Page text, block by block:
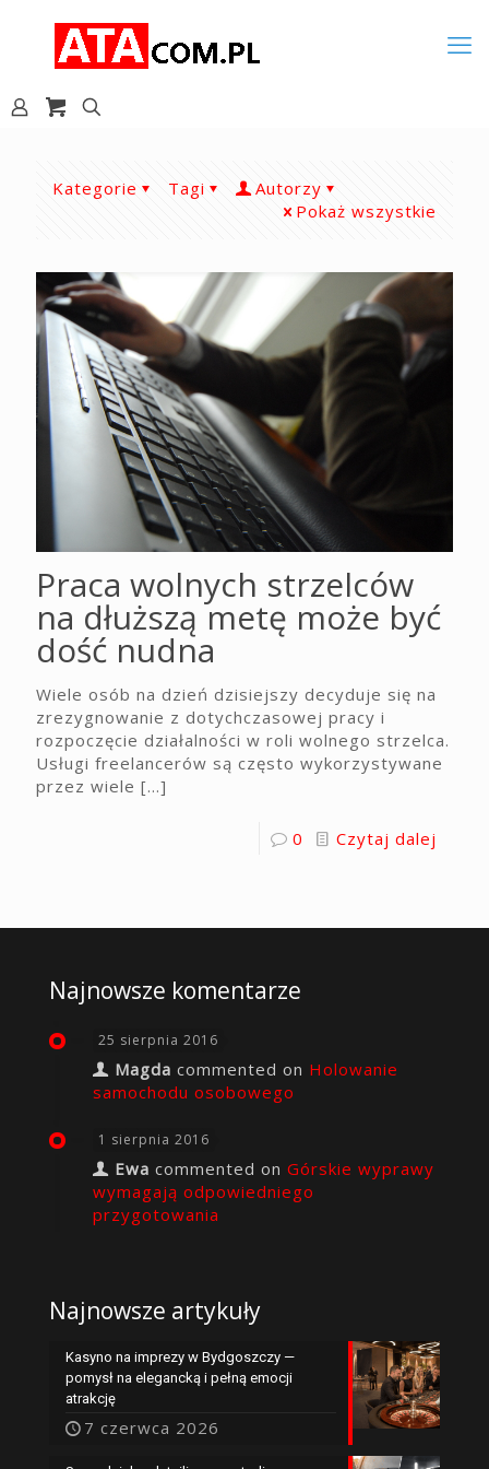
Kategorie Tagi
Autorzy
Pokaż wszystkie
Praca wolnych strzelców
na dłuższą metę może być
dość nudna
Wiele osób na dzień dzisiejszy decyduje się na
zrezygnowanie z dotychczasowej pracy i
rozpoczęcie działalności w roli wolnego strzelca.
Usługi freelancerów są często wykorzystywane
przez wiele […]
0 Czytaj dalej
Najnowsze komentarze
25 sierpnia 2016
Magda commented on Holowanie
samochodu osobowego
1 sierpnia 2016
Ewa commented on Górskie wyprawy
wymagają odpowiedniego
przygotowania
Najnowsze artykuły
Kasyno na imprezy w Bydgoszczy —
pomysł na elegancką i pełną emocji
atrakcję
7 czerwca 2026